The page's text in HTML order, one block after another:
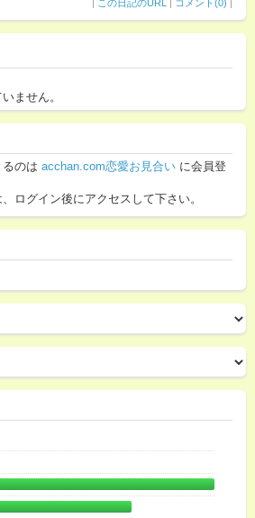
| この日記のURL | コメント(0) |
ません。
のは acchan.com恋愛お見合い に会員登
ログイン後にアクセスして下さい。